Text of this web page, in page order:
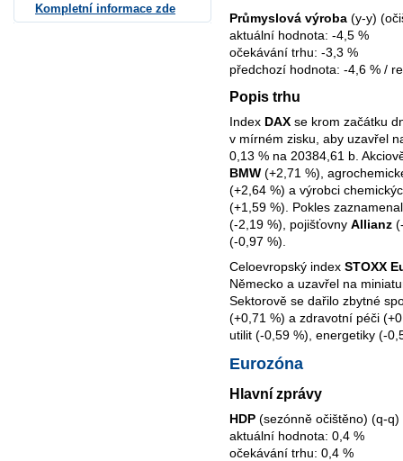
Průmyslová výroba (y-y)
aktuální hodnota: -4,5 %
očekávání trhu: -3,3 %
předchozí hodnota: -4,6 % /
Popis trhu
Index DAX se krom začátku
v mírném zisku, aby uzavřel
0,13 % na 20384,61 b.
BMW (+2,71 %),
(+2,64 %) a výrobci
(+1,59 %). Pokles
(-2,19 %), pojišťovny Allianz
(-0,97 %).
Celoevropský index STOXX
Německo a uzavřel na
Sektorově se dařilo zbytné
(+0,71 %) a zdravotní péči
utilit (-0,59 %), energetiky (-
Eurozóna
Hlavní zprávy
HDP (sezónně očištěno) (q-
aktuální hodnota: 0,4 %
očekávání trhu: 0,4 %
Kompletní informace zde